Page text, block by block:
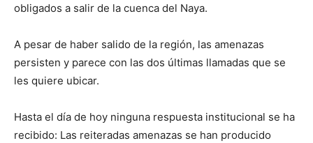
obligados a salir de la cuenca del Naya.
A pesar de haber salido de la región, las amenazas
persisten y parece con las dos últimas llamadas que se
les quiere ubicar.
Hasta el día de hoy ninguna respuesta institucional se ha
recibido: Las reiteradas amenazas se han producido